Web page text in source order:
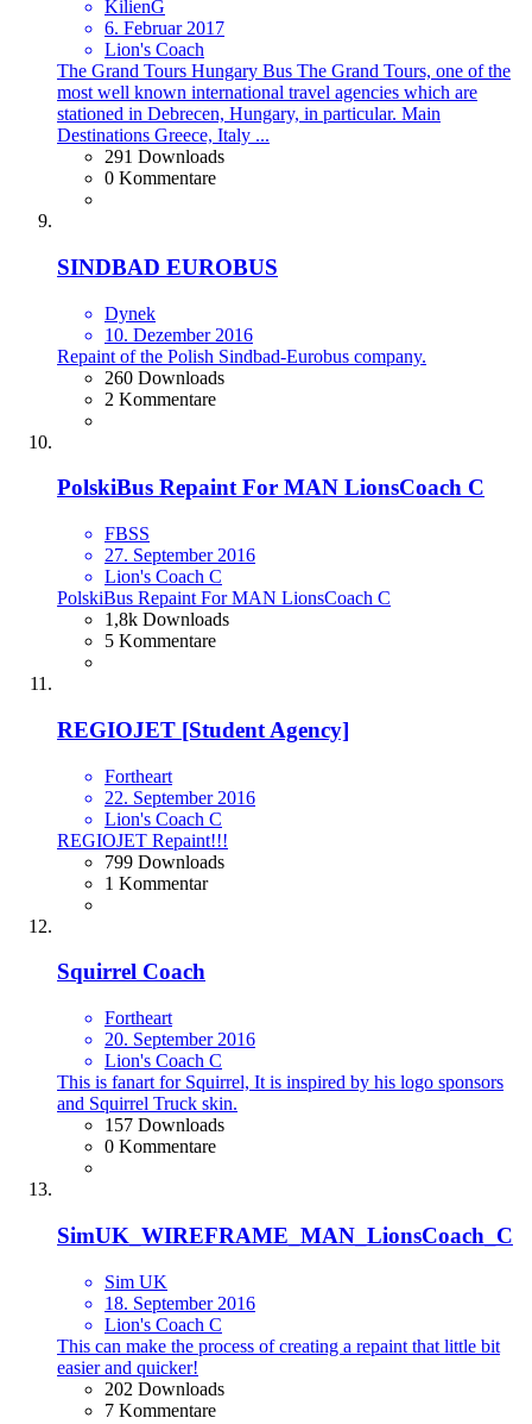
KilienG
6. Februar 2017
Lion's Coach
​The Grand Tours Hungary Bus The Grand Tours, one of the
most well known international travel agencies which are
stationed in Debrecen, Hungary, in particular. Main
Destinations Greece, Italy ...
291 Downloads
0 Kommentare
SINDBAD EUROBUS
Dynek
10. Dezember 2016
Repaint of the Polish Sindbad-Eurobus company.
260 Downloads
2 Kommentare
PolskiBus Repaint For MAN LionsCoach C
FBSS
27. September 2016
Lion's Coach C
PolskiBus Repaint For MAN LionsCoach C
1,8k Downloads
5 Kommentare
REGIOJET [Student Agency]
Fortheart
22. September 2016
Lion's Coach C
REGIOJET Repaint!!!
799 Downloads
1 Kommentar
Squirrel Coach
Fortheart
20. September 2016
Lion's Coach C
This is fanart for Squirrel, It is inspired by his logo sponsors
and Squirrel Truck skin.
157 Downloads
0 Kommentare
SimUK_WIREFRAME_MAN_LionsCoach_C
Sim UK
18. September 2016
Lion's Coach C
This can make the process of creating a repaint that little bit
easier and quicker!
202 Downloads
7 Kommentare